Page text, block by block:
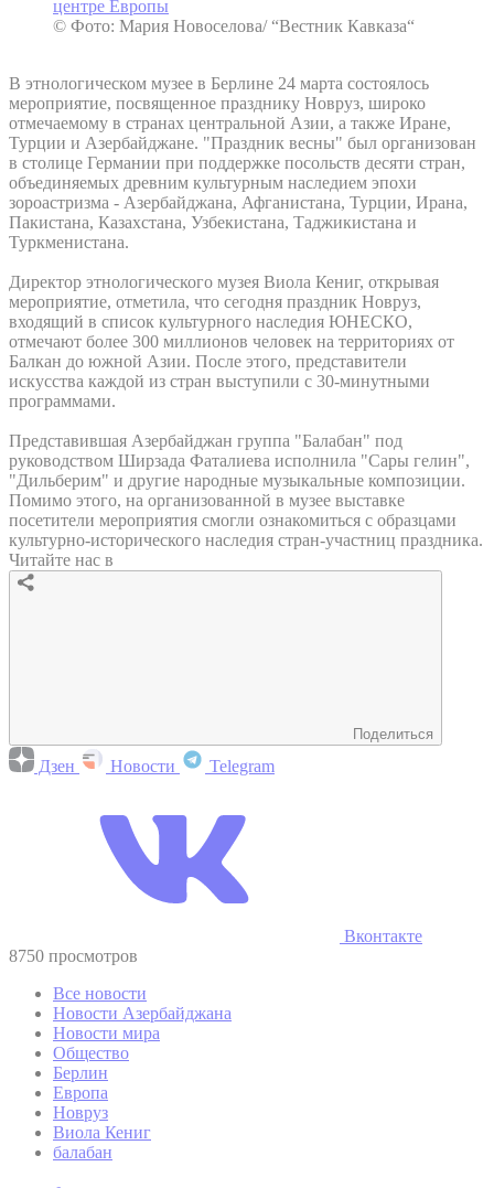
© Фото: Мария Новоселова/ “Вестник Кавказа“
В этнологическом музее в Берлине 24 марта состоялось
мероприятие, посвященное празднику Новруз, широко
отмечаемому в странах центральной Азии, а также Иране,
Турции и Азербайджане. "Праздник весны" был организован
в столице Германии при поддержке посольств десяти стран,
объединяемых древним культурным наследием эпохи
зороастризма - Азербайджана, Афганистана, Турции, Ирана,
Пакистана, Казахстана, Узбекистана, Таджикистана и
Туркменистана.
Директор этнологического музея Виола Кениг, открывая
мероприятие, отметила, что сегодня праздник Новруз,
входящий в список культурного наследия ЮНЕСКО,
отмечают более 300 миллионов человек на территориях от
Балкан до южной Азии. После этого, представители
искусства каждой из стран выступили с 30-минутными
программами.
Представившая Азербайджан группа "Балабан" под
руководством Ширзада Фаталиева исполнила "Сары гелин",
"Дильберим" и другие народные музыкальные композиции.
Помимо этого, на организованной в музее выставке
посетители мероприятия смогли ознакомиться с образцами
культурно-исторического наследия стран-участниц праздника.
Читайте нас в
Поделиться
Дзен Новости Telegram
Вконтакте
8750 просмотров
Все новости
Новости Азербайджана
Новости мира
Общество
Берлин
Европа
Новруз
Виола Кениг
балабан